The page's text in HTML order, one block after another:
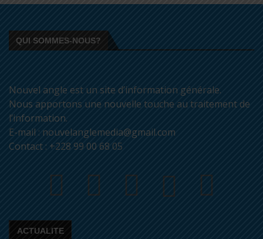
QUI SOMMES-NOUS?
Nouvel angle est un site d’information générale.
Nous apportons une nouvelle touche au traitement de
l’information.
E-mail : nouvelanglemedia@gmail.com
Contact : +228 99 00 68 05
ACTUALITE